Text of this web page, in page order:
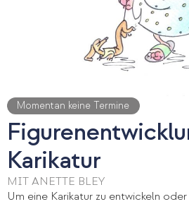
Momentan keine Termine
Karikatur
MIT ANETTE BLEY
Um eine Karikatur zu entwickeln